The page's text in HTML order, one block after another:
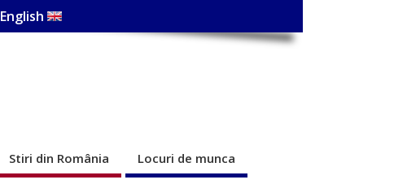
English
Stiri din România Locuri de munca